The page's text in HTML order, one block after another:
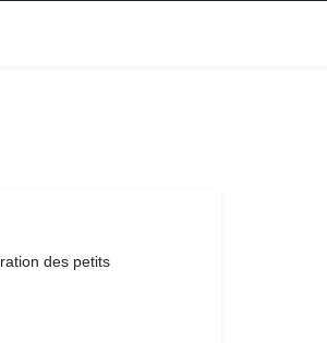
des petits